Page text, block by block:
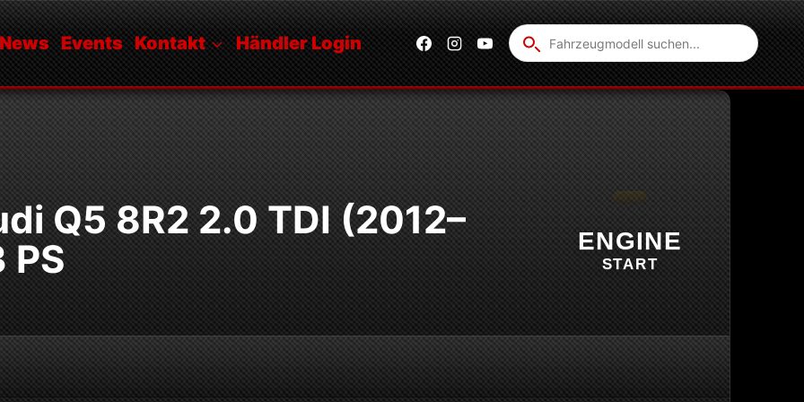
News Events Kontakt Händler Login
Fahrzeug
suchen
Q5 8R2 2.0 TDI (2012–
PS
ENGINE
START